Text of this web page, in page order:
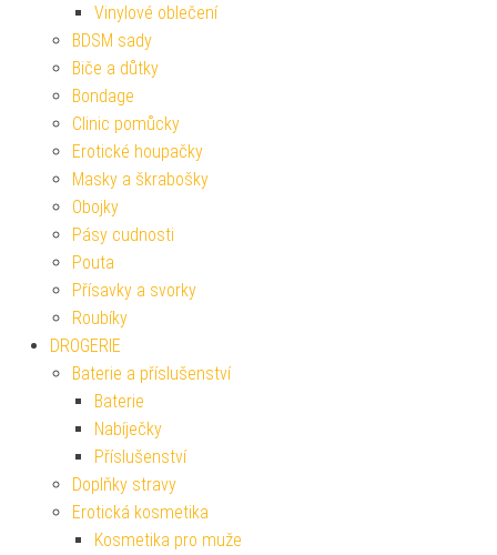
Vinylové oblečení
BDSM sady
Biče a důtky
Bondage
Clinic pomůcky
Erotické houpačky
Masky a škrabošky
Obojky
Pásy cudnosti
Pouta
Přísavky a svorky
Roubíky
DROGERIE
Baterie a příslušenství
Baterie
Nabíječky
Příslušenství
Doplňky stravy
Erotická kosmetika
Kosmetika pro muže